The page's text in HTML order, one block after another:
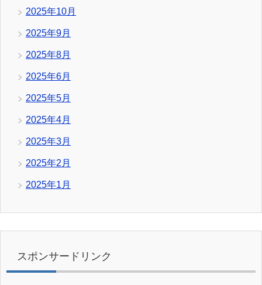
2025年10月
2025年9月
2025年8月
2025年6月
2025年5月
2025年4月
2025年3月
2025年2月
2025年1月
スポンサードリンク